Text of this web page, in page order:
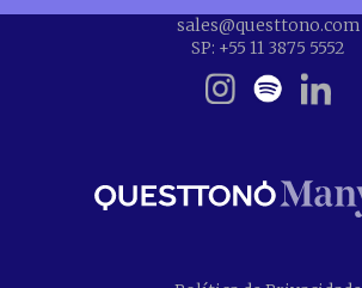
sales@questtono.com
SP: +55 11 3875 5552